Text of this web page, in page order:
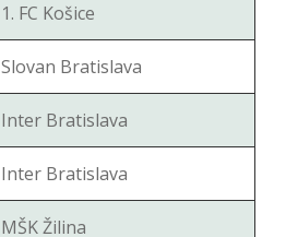
1. FC Košice
Slovan Bratislava
Inter Bratislava
Inter Bratislava
MŠK Žilina